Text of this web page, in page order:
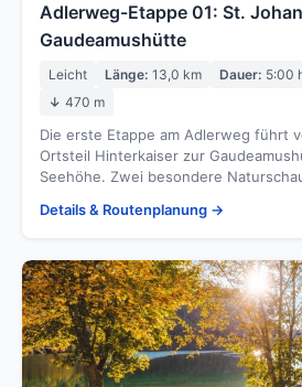
Adlerweg-Etappe 01: St.
Gaudeamushütte
Leicht Länge: 13,0 km Dauer: 5:00
↓ 470 m
Die erste Etappe am Adlerweg führt
Ortsteil Hinterkaiser zur
Seehöhe. Zwei besondere
Details & Routenplanung →